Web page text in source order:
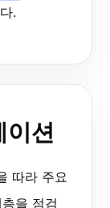
.
션
따라 주요
을 점검